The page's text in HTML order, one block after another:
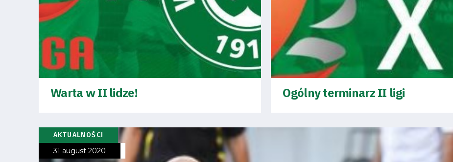
Contact
team
Futbol
Academy
Warta w II lidze! Ogólny terminarz II ligi
AKTUALNOŚCI
31 august 2020